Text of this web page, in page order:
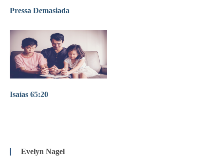
Pressa Demasiada
Isaías 65:20
Evelyn Nagel